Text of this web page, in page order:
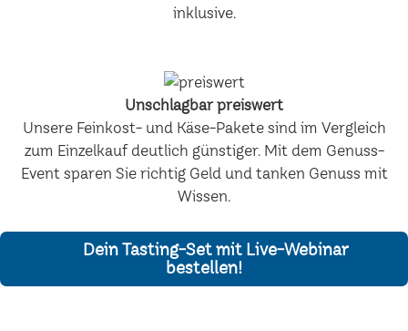
inklusive.
Unschlagbar preiswert
Unsere Feinkost- und Käse-Pakete sind im Vergleich
zum Einzelkauf deutlich günstiger. Mit dem Genuss-
Event sparen Sie richtig Geld und tanken Genuss mit
Wissen.
Dein Tasting-Set mit Live-Webinar
bestellen!